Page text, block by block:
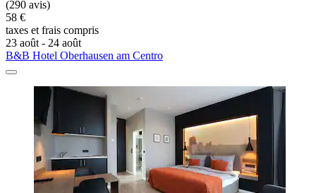
(290 avis)
58 €
taxes et frais compris
23 août - 24 août
B&B Hotel Oberhausen am Centro